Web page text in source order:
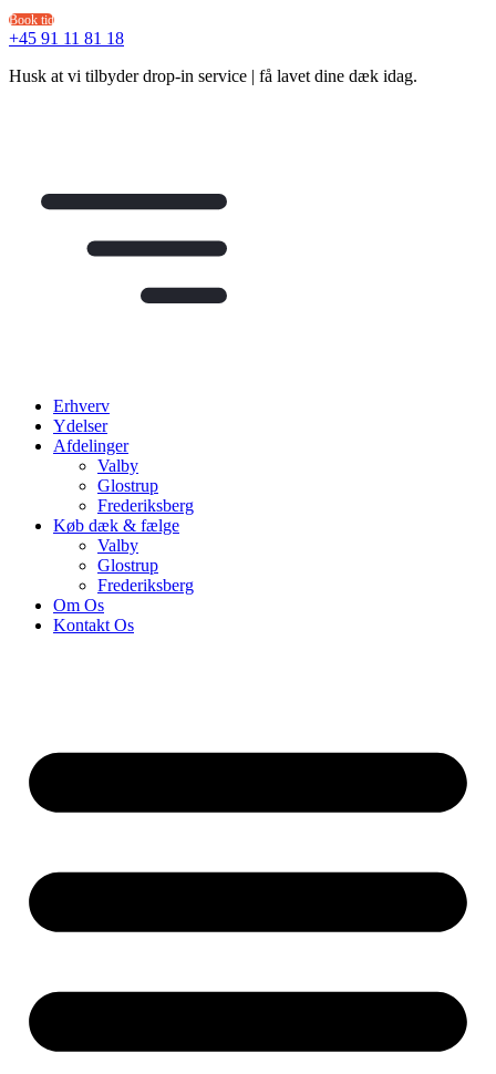
Videre
til
Book tid
+45 91 11 81 18
Husk at vi tilbyder drop-in service | få lavet dine dæk idag.
Erhverv
Ydelser
Afdelinger
Valby
Glostrup
Frederiksberg
Køb dæk & fælge
Valby
Glostrup
Frederiksberg
Om Os
Kontakt Os